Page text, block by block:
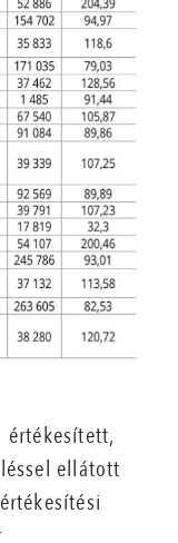
ellátott